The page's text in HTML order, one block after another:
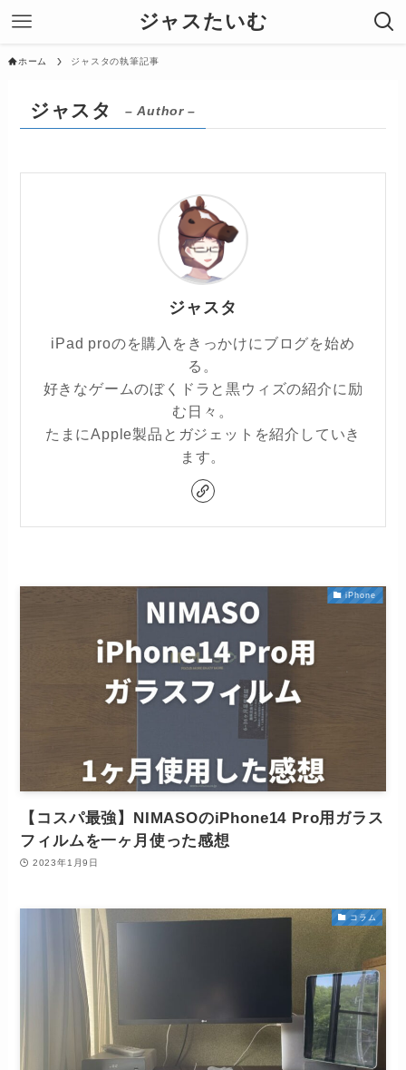
ジャスたいむ
ホーム ジャスタの執筆記事
ジャスタ – Author –
ジャスタ
iPad proのを購入をきっかけにブログを始め
る。
好きなゲームのぼくドラと黒ウィズの紹介に励
む日々。
たまにApple製品とガジェットを紹介していき
ます。
iPhone
【コスパ最強】NIMASOのiPhone14 Pro用ガラス
フィルムを一ヶ月使った感想
2023年1月9日
コラム